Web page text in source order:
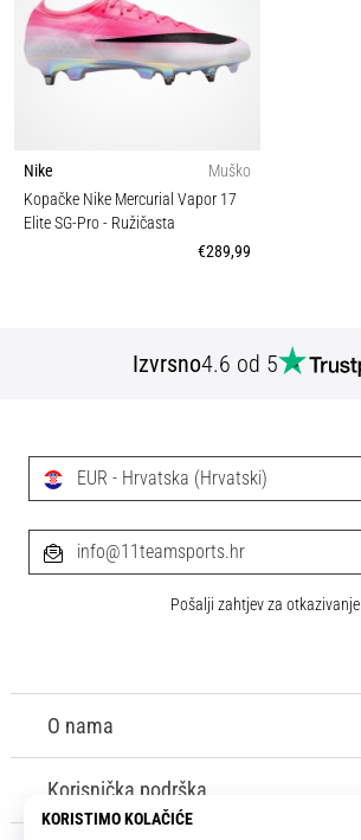
Nike
Muško
Kopačke Nike Mercurial Vapor 17
Elite SG-Pro- Ružičasta
€289,99
Izvrsno4.6 od 5
O nama
Korisnička podrška
EUR - Hrvatska (Hrvatski)
info@11teamsports.hr
Pošalji zahtjev za otkazivanje